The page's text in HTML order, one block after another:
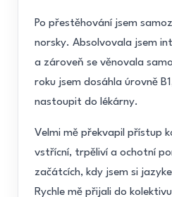
Po přestěhování jsem
norsky. Absolvovala jsem
a zároveň se věnovala
roku jsem dosáhla úrovně
nastoupit do lékárny.
Velmi mě překvapil přístup
vstřícní, trpěliví a ochotní
začátcích, kdy jsem si
Rychle mě přijali do